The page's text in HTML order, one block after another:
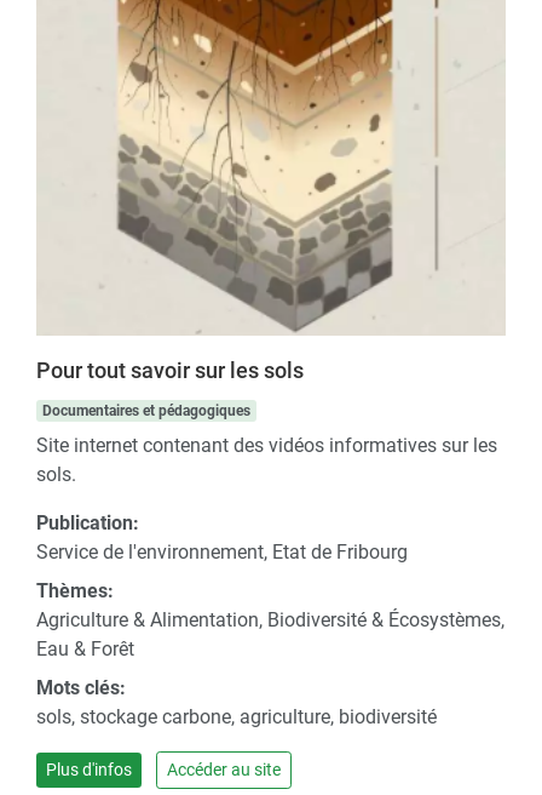
Pour tout savoir sur les sols
Documentaires et pédagogiques
Site internet contenant des vidéos informatives sur les
sols.
Publication:
Service de l'environnement, Etat de Fribourg
Thèmes:
Agriculture & Alimentation, Biodiversité & Écosystèmes,
Eau & Forêt
Mots clés:
sols, stockage carbone, agriculture, biodiversité
Plus d'infos Accéder au site